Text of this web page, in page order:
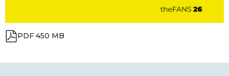
PDF 450 MB